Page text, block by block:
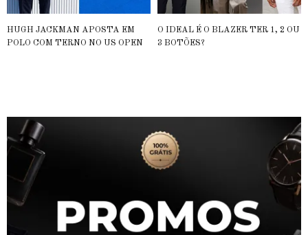
HUGH JACKMAN APOSTA EM
POLO COM TERNO NO US OPEN
O IDEAL É O BLAZER TER 1, 2 OU
3 BOTÕES?